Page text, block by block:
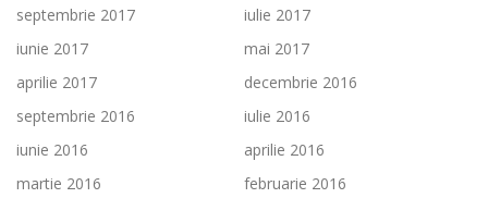
septembrie 2017
iulie 2017
iunie 2017
mai 2017
aprilie 2017
decembrie 2016
septembrie 2016
iulie 2016
iunie 2016
aprilie 2016
martie 2016
februarie 2016